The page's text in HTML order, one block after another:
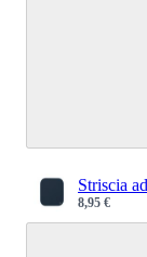
Striscia
Sale price
8,95 €